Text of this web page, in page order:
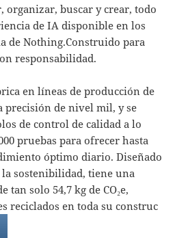
organizar, buscar y crear, todo
de IA disponible en los
de Nothing.Construido para
responsabilidad.
en líneas de producción de
precisión de nivel mil, y se
de control de calidad a lo
pruebas para ofrecer hasta
óptimo diario. Diseñado
sostenibilidad, tiene una
tan solo 54,7 kg de CO₂e,
reciclados en toda su construc